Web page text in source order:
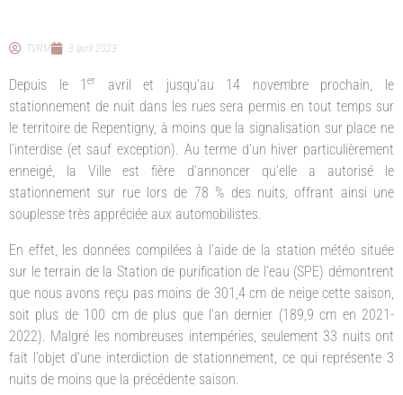
TVRM 3 avril 2023
Depuis le 1er
avril et jusqu’au 14 novembre prochain, le
stationnement de nuit dans les rues sera permis en tout temps sur
le territoire de Repentigny, à moins que la signalisation sur place ne
l’interdise (et sauf exception). Au terme d’un hiver particulièrement
enneigé, la Ville est fière d’annoncer qu’elle a autorisé le
stationnement sur rue lors de 78 % des nuits, offrant ainsi une
souplesse très appréciée aux automobilistes.
En effet, les données compilées à l’aide de la station météo située
sur le terrain de la Station de purification de l’eau (SPE) démontrent
que nous avons reçu pas moins de 301,4 cm de neige cette saison,
soit plus de 100 cm de plus que l’an dernier (189,9 cm en 2021-
2022). Malgré les nombreuses intempéries, seulement 33 nuits ont
fait l’objet d’une interdiction de stationnement, ce qui représente 3
nuits de moins que la précédente saison.